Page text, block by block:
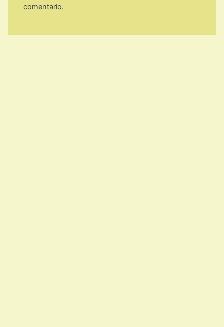
comentario.